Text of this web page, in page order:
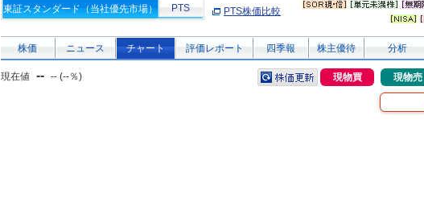
東証スタンダード（当社優先市場） PTS PTS株価比較
株価 ニュース チャート 評価レポート 四季報 株主優待 分析
現在値 -- -- (--％) 現物買 現物売